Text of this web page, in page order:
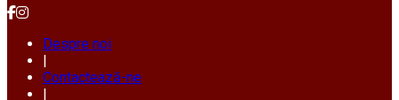
Despre noi
|
Contactează-ne
|